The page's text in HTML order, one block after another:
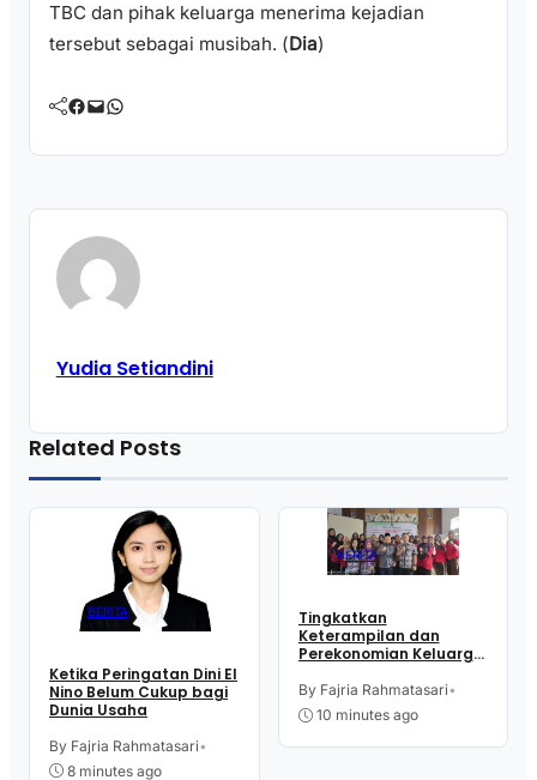
TBC dan pihak keluarga menerima kejadian
tersebut sebagai musibah. (Dia)
Facebook Mail WhatsApp
Yudia Setiandini
Related Posts
BERITA
Ketika Peringatan Dini El
Nino Belum Cukup bagi
Dunia Usaha
By Fajria Rahmatasari•
8 minutes ago
BERITA
Tingkatkan
Keterampilan dan
Perekonomian Keluarga,
Kelurahan Purworejo
Ikut Pelatihan Menjahit
By Fajria Rahmatasari•
10 minutes ago